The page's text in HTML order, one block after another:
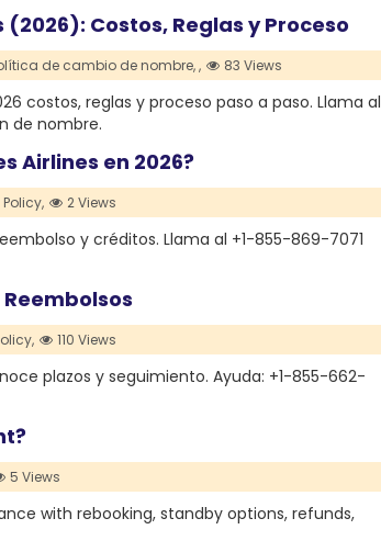
Costos, Reglas y Proceso
de cambio de nombre,, 83 Views
costos, reglas y proceso paso a paso. Llama al
de nombre.
Airlines en 2026?
2 Views
y créditos. Llama al +1-855-869-7071
110 Views
plazos y seguimiento. Ayuda: +1-855-662-
5 Views
with rebooking, standby options, refunds,